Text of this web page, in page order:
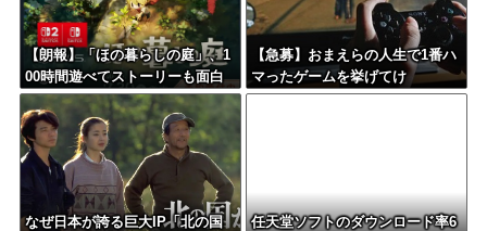
【朗報】「ほの暮らしの庭」、1
00時間遊べてストーリーも面白
いスタバレの上位互換だとまじ
で好評
【急募】おまえらの人生で1番ハ
マったゲームを挙げてけ
なぜ日本が誇る巨大IP「北の国
任天堂ソフトのダウンロード率6